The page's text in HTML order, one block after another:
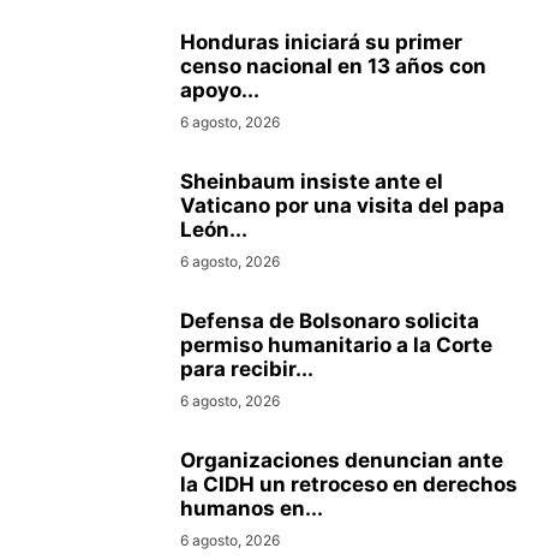
Honduras iniciará su primer
censo nacional en 13 años con
apoyo...
6 agosto, 2026
Sheinbaum insiste ante el
Vaticano por una visita del papa
León...
6 agosto, 2026
Defensa de Bolsonaro solicita
permiso humanitario a la Corte
para recibir...
6 agosto, 2026
Organizaciones denuncian ante
la CIDH un retroceso en derechos
humanos en...
6 agosto, 2026